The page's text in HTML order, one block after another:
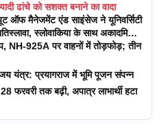
ढांचे को सशक्त बनाने का वादा
ऑफ मैनेजमेंट एंड साइंसेज ने यूनिवर्सिटी
स्लोवाकिया के साथ अकादमिक
पर एक दिवसीय कार्यशाला का
NH-925A पर वाहनों में तोड़फोड़; तीन
यंत्र: प्रयागराज में भूमि पूजन संपन्न
फरवरी तक बढ़ी, अपात्र लाभार्थी हटा